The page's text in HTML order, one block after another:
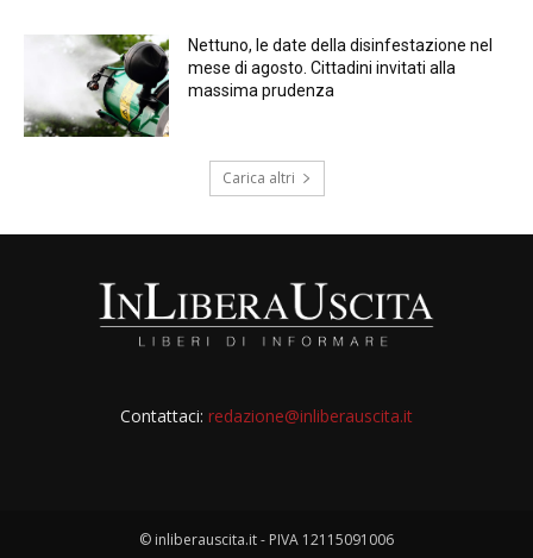
Nettuno, le date della disinfestazione nel
mese di agosto. Cittadini invitati alla
massima prudenza
Carica altri
Contattaci: redazione@inliberauscita.it
© inliberauscita.it - PIVA 12115091006